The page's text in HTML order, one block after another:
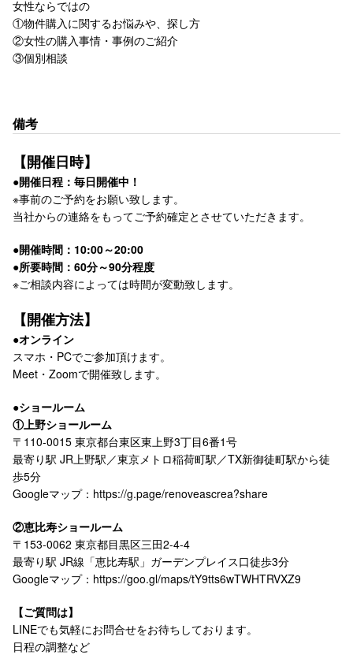
女性ならではの
①物件購入に関するお悩みや、探し方
②女性の購入事情・事例のご紹介
③個別相談
備考
【開催日時】
●開催日程：毎日開催中！
※事前のご予約をお願い致します。
当社からの連絡をもってご予約確定とさせていただきます。
●開催時間：10:00～20:00
●所要時間：60分～90分程度
※ご相談内容によっては時間が変動致します。
【開催方法】
●オンライン
スマホ・PCでご参加頂けます。
Meet・Zoomで開催致します。
●ショールーム
①上野ショールーム
〒110-0015 東京都台東区東上野3丁目6番1号
最寄り駅 JR上野駅／東京メトロ稲荷町駅／TX新御徒町駅から徒
歩5分
Googleマップ：https://g.page/renoveascrea?share
②恵比寿ショールーム
〒153-0062 東京都目黒区三田2-4-4
最寄り駅 JR線「恵比寿駅」ガーデンプレイス口徒歩3分
Googleマップ：https://goo.gl/maps/tY9tts6wTWHTRVXZ9
【ご質問は】
LINEでも気軽にお問合せをお待ちしております。
日程の調整など